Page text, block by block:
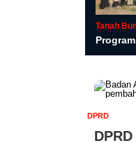
Tanah
DPRD